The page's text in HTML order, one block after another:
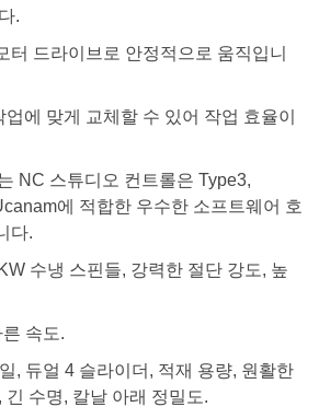
.
터 드라이브로 안정적으로 움직입니
에 맞게 교체할 수 있어 작업 효율이
NC 스튜디오 컨트롤은 Type3,
에 적합한 우수한 소프트웨어 호
다.
수냉 스핀들, 강력한 절단 강도, 높
속도.
, 듀얼 4 ​​슬라이더, 적재 용량, 원활한
긴 수명, 칼날 아래 정밀도.